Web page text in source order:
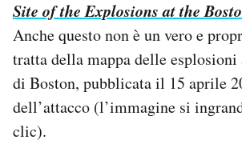
Site of the Explosions at the
Anche questo non è un vero e
tratta della mappa delle
di Boston, pubblicata il 15 aprile
dell’attacco (l’immagine si
clic).